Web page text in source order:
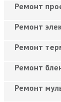
Ремонт
Ремонт
Ремонт
Ремонт
Ремонт